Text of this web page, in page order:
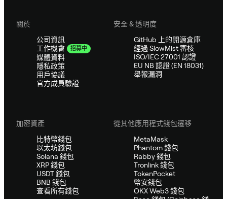
關於
公司資訊
工作機會
招募中
媒體資料
隱私政策
用戶協議
官方成員驗證
安全 & 透明度
GitHub 上的開源倉庫
經過 SlowMist 審核
ISO/IEC 27001 認證
EU NB 認證 (EN 18031)
舉報漏洞
加密資產
比特幣錢包
以太坊錢包
Solana 錢包
XRP 錢包
USDT 錢包
BNB 錢包
查看所有錢包
從其他應用程式錢包遷移
MetaMask
Phantom 錢包
Rabby 錢包
Tronlink 錢包
TokenPocket
幣安錢包
OKX Web3 錢包